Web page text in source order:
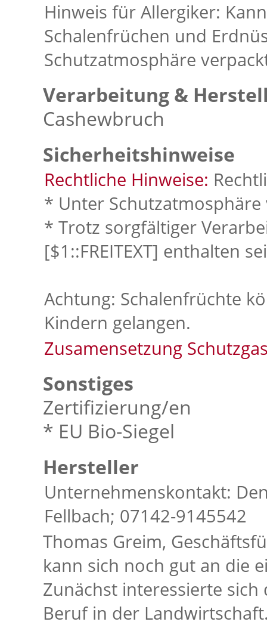
Hinweis für Allergiker:
Schalenfrüchen und
Schutzatmosphäre
Verarbeitung &
Cashewbruch
Sicherheitshinweise
Rechtliche Hinweise:
* Unter Schutzatmosphäre
* Trotz sorgfältiger
[$1::FREITEXT] enthalten
Achtung: Schalenfrüchte
Kindern gelangen.
Zusamensetzung
Sonstiges
Zertifizierung/en
* EU Bio-Siegel
Hersteller
Unternehmenskontakt:
Fellbach; 07142-9145542
Thomas Greim,
kann sich noch gut an die
Zunächst interessierte
Beruf in der